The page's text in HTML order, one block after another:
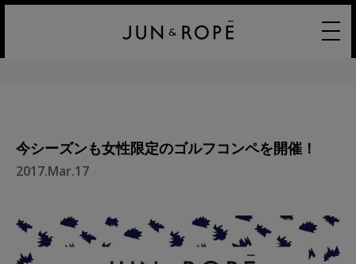
今シーズンも女性限定のゴルフコンペを開催！
2017.Mar.17